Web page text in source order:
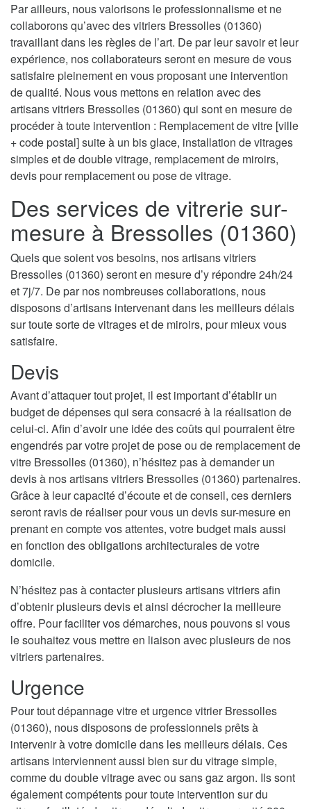
Par ailleurs, nous valorisons le professionnalisme et ne
collaborons qu’avec des vitriers Bressolles (01360)
travaillant dans les règles de l’art. De par leur savoir et leur
expérience, nos collaborateurs seront en mesure de vous
satisfaire pleinement en vous proposant une intervention
de qualité. Nous vous mettons en relation avec des
artisans vitriers Bressolles (01360) qui sont en mesure de
procéder à toute intervention : Remplacement de vitre [ville
+ code postal] suite à un bis glace, installation de vitrages
simples et de double vitrage, remplacement de miroirs,
devis pour remplacement ou pose de vitrage.
Des services de vitrerie sur-
mesure à Bressolles (01360)
Quels que soient vos besoins, nos artisans vitriers
Bressolles (01360) seront en mesure d’y répondre 24h/24
et 7j/7. De par nos nombreuses collaborations, nous
disposons d’artisans intervenant dans les meilleurs délais
sur toute sorte de vitrages et de miroirs, pour mieux vous
satisfaire.
Devis
Avant d’attaquer tout projet, il est important d’établir un
budget de dépenses qui sera consacré à la réalisation de
celui-ci. Afin d’avoir une idée des coûts qui pourraient être
engendrés par votre projet de pose ou de remplacement de
vitre Bressolles (01360), n’hésitez pas à demander un
devis à nos artisans vitriers Bressolles (01360) partenaires.
Grâce à leur capacité d’écoute et de conseil, ces derniers
seront ravis de réaliser pour vous un devis sur-mesure en
prenant en compte vos attentes, votre budget mais aussi
en fonction des obligations architecturales de votre
domicile.
N’hésitez pas à contacter plusieurs artisans vitriers afin
d’obtenir plusieurs devis et ainsi décrocher la meilleure
offre. Pour faciliter vos démarches, nous pouvons si vous
le souhaitez vous mettre en liaison avec plusieurs de nos
vitriers partenaires.
Urgence
Pour tout dépannage vitre et urgence vitrier Bressolles
(01360), nous disposons de professionnels prêts à
intervenir à votre domicile dans les meilleurs délais. Ces
artisans interviennent aussi bien sur du vitrage simple,
comme du double vitrage avec ou sans gaz argon. Ils sont
également compétents pour toute intervention sur du